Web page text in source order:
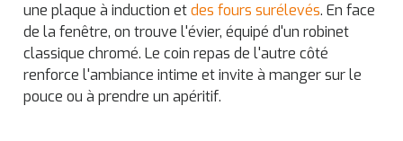
une plaque à induction etdes fours surélevés. En face
de la fenêtre, on trouve l'évier, équipé d'un robinet
classique chromé. Le coin repas de l'autre côté
renforce l'ambiance intime et invite à manger sur le
pouce ou à prendre un apéritif.